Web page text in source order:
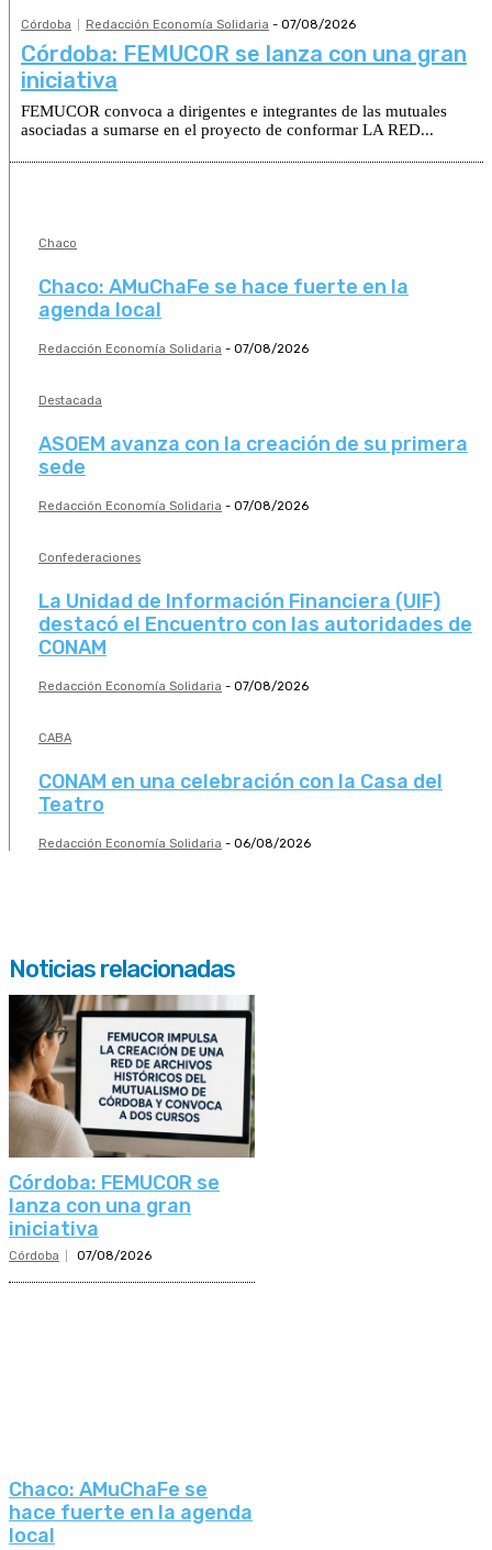
Córdoba Redacción Economía Solidaria - 07/08/2026
Córdoba: FEMUCOR se lanza con una gran
iniciativa
FEMUCOR convoca a dirigentes e integrantes de las mutuales
asociadas a sumarse en el proyecto de conformar LA RED...
Chaco
Chaco: AMuChaFe se hace fuerte en la
agenda local
Redacción Economía Solidaria - 07/08/2026
Destacada
ASOEM avanza con la creación de su primera
sede
Redacción Economía Solidaria - 07/08/2026
Confederaciones
La Unidad de Información Financiera (UIF)
destacó el Encuentro con las autoridades de
CONAM
Redacción Economía Solidaria - 07/08/2026
CABA
CONAM en una celebración con la Casa del
Teatro
Redacción Economía Solidaria - 06/08/2026
Noticias relacionadas
Córdoba: FEMUCOR se
lanza con una gran
iniciativa
Córdoba 07/08/2026
Chaco: AMuChaFe se
hace fuerte en la agenda
local